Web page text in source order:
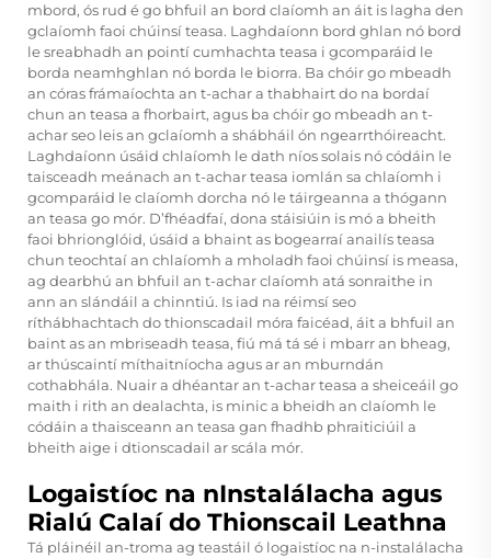
mbord, ós rud é go bhfuil an bord claíomh an áit is lagha den
gclaíomh faoi chúinsí teasa. Laghdaíonn bord ghlan nó bord
le sreabhadh an pointí cumhachta teasa i gcomparáid le
borda neamhghlan nó borda le biorra. Ba chóir go mbeadh
an córas frámaíochta an t-achar a thabhairt do na bordaí
chun an teasa a fhorbairt, agus ba chóir go mbeadh an t-
achar seo leis an gclaíomh a shábháil ón ngearrthóireacht.
Laghdaíonn úsáid chlaíomh le dath níos solais nó códáin le
taisceadh meánach an t-achar teasa iomlán sa chlaíomh i
gcomparáid le claíomh dorcha nó le táirgeanna a thógann
an teasa go mór. D’fhéadfaí, dona stáisiúin is mó a bheith
faoi bhrionglóid, úsáid a bhaint as bogearraí anailís teasa
chun teochtaí an chlaíomh a mholadh faoi chúinsí is measa,
ag dearbhú an bhfuil an t-achar claíomh atá sonraithe in
ann an slándáil a chinntiú. Is iad na réimsí seo
ríthábhachtach do thionscadail móra faicéad, áit a bhfuil an
baint as an mbriseadh teasa, fiú má tá sé i mbarr an bheag,
ar thúscaintí míthaitníocha agus ar an mburndán
cothabhála. Nuair a dhéantar an t-achar teasa a sheiceáil go
maith i rith an dealachta, is minic a bheidh an claíomh le
códáin a thaisceann an teasa gan fhadhb phraiticiúil a
bheith aige i dtionscadail ar scála mór.
Logaistíoc na nInstalálacha agus
Rialú Calaí do Thionscail Leathna
Tá pláinéil an-troma ag teastáil ó logaistíoc na n-instalálacha